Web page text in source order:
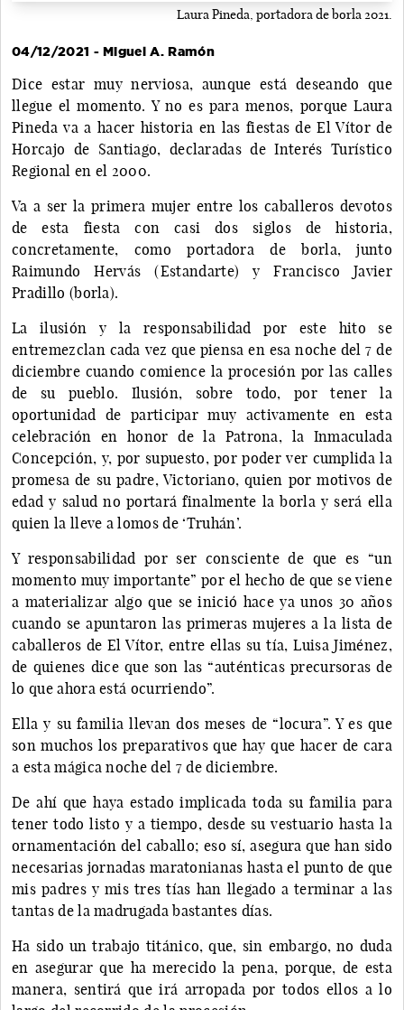
Laura Pineda, portadora de borla 2021.
04/12/2021 - Miguel A. Ramón
Dice estar muy nerviosa, aunque está deseando que
llegue el momento. Y no es para menos, porque Laura
Pineda va a hacer historia en las fiestas de El Vítor de
Horcajo de Santiago, declaradas de Interés Turístico
Regional en el 2000.
Va a ser la primera mujer entre los caballeros devotos
de esta fiesta con casi dos siglos de historia,
concretamente, como portadora de borla, junto
Raimundo Hervás (Estandarte) y Francisco Javier
Pradillo (borla).
La ilusión y la responsabilidad por este hito se
entremezclan cada vez que piensa en esa noche del 7 de
diciembre cuando comience la procesión por las calles
de su pueblo. Ilusión, sobre todo, por tener la
oportunidad de participar muy activamente en esta
celebración en honor de la Patrona, la Inmaculada
Concepción, y, por supuesto, por poder ver cumplida la
promesa de su padre, Victoriano, quien por motivos de
edad y salud no portará finalmente la borla y será ella
quien la lleve a lomos de ‘Truhán’.
Y responsabilidad por ser consciente de que es “un
momento muy importante” por el hecho de que se viene
a materializar algo que se inició hace ya unos 30 años
cuando se apuntaron las primeras mujeres a la lista de
caballeros de El Vítor, entre ellas su tía, Luisa Jiménez,
de quienes dice que son las “auténticas precursoras de
lo que ahora está ocurriendo”.
Ella y su familia llevan dos meses de “locura”. Y es que
son muchos los preparativos que hay que hacer de cara
a esta mágica noche del 7 de diciembre.
De ahí que haya estado implicada toda su familia para
tener todo listo y a tiempo, desde su vestuario hasta la
ornamentación del caballo; eso sí, asegura que han sido
necesarias jornadas maratonianas hasta el punto de que
mis padres y mis tres tías han llegado a terminar a las
tantas de la madrugada bastantes días.
Ha sido un trabajo titánico, que, sin embargo, no duda
en asegurar que ha merecido la pena, porque, de esta
manera, sentirá que irá arropada por todos ellos a lo